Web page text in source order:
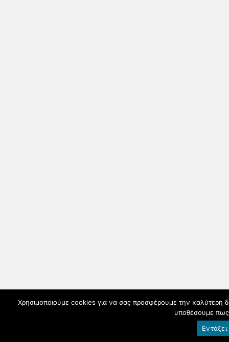
Χρησιμοποιούμε cookies για να σας προσφέρουμε την καλύτερη
υποθέσουμε πως
Εντάξει